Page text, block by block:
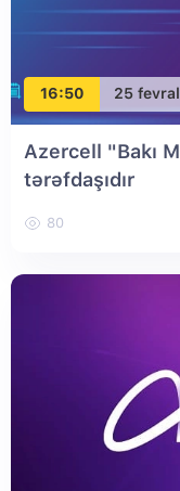
16:50 25
Azercell "Bakı
tərəfdaşıdır
80